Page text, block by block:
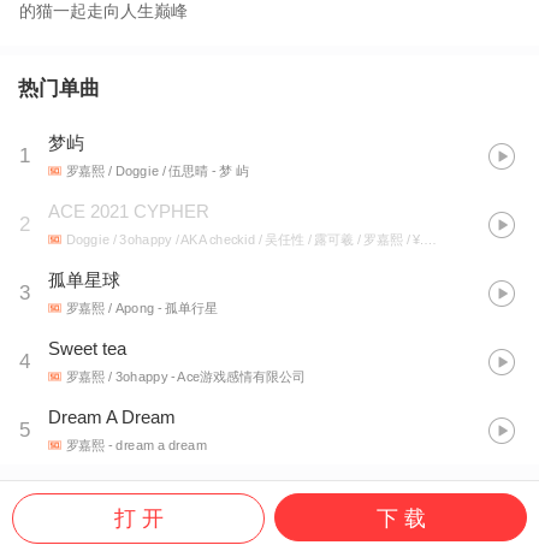
的猫一起走向人生巅峰
热门单曲
1
梦屿
罗嘉熙 / Doggie / 伍思晴 - 梦 屿
2
ACE 2021 CYPHER
Doggie / 3ohappy / AKA checkid / 吴任性 / 露可羲 / 罗嘉熙 / ¥.$ONG李雨松 / Freddy / Apong / 夏伟淳LAH / Rz_sera
3
孤单星球
罗嘉熙 / Apong - 孤单行星
4
Sweet tea
罗嘉熙 / 3ohappy- Ace游戏感情有限公司
5
Dream A Dream
罗嘉熙 - dream a dream
打 开 下 载